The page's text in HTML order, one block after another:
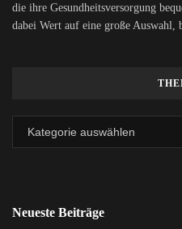
die ihre Gesundheitsversorgung
dabei Wert auf eine große Auswahl,
Neueste Beiträge